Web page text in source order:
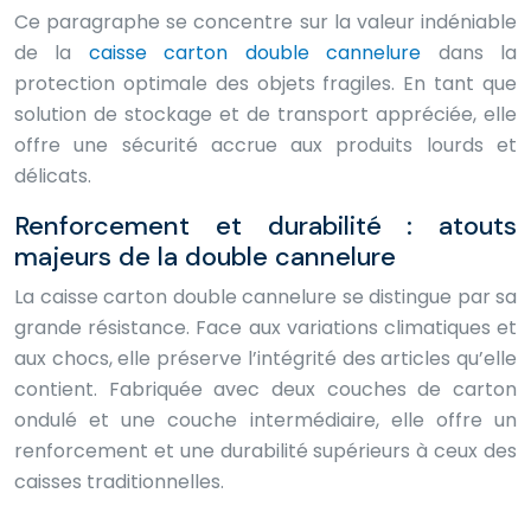
Ce paragraphe se concentre sur la valeur indéniable
de la caisse carton double cannelure dans la
protection optimale des objets fragiles. En tant que
solution de stockage et de transport appréciée, elle
offre une sécurité accrue aux produits lourds et
délicats.
Renforcement et durabilité : atouts
majeurs de la double cannelure
La caisse carton double cannelure se distingue par sa
grande résistance. Face aux variations climatiques et
aux chocs, elle préserve l’intégrité des articles qu’elle
contient. Fabriquée avec deux couches de carton
ondulé et une couche intermédiaire, elle offre un
renforcement et une durabilité supérieurs à ceux des
caisses traditionnelles.